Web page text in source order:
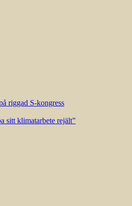
riggad S-kongress
sitt klimatarbete rejält”